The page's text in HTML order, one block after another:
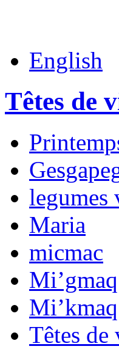
English
Têtes de
legumes
Maria
micmac
Mi’gmaq
Mi’kmaq
Têtes